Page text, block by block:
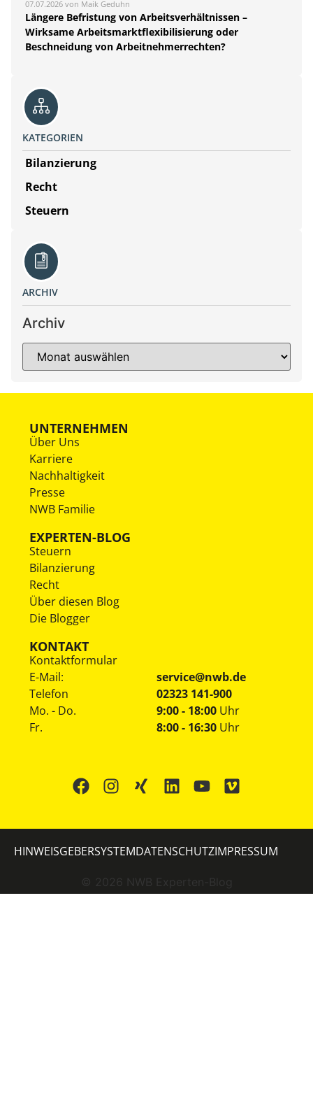
07.07.2026 von Maik Geduhn
Längere Befristung von Arbeitsverhältnissen –
Wirksame Arbeitsmarktflexibilisierung oder
Beschneidung von Arbeitnehmerrechten?
KATEGORIEN
Bilanzierung
Recht
Steuern
ARCHIV
Archiv
UNTERNEHMEN
Über Uns
Karriere
Nachhaltigkeit
Presse
NWB Familie
EXPERTEN-BLOG
Steuern
Bilanzierung
Recht
Über diesen Blog
Die Blogger
KONTAKT
Kontaktformular
E-Mail:
service@nwb.de
Telefon
02323 141-900
Mo. - Do.
Fr.
9:00 - 18:00 Uhr
8:00 - 16:30 Uhr
© 2026 NWB Experten-Blog
HINWEISGEBERSYSTEMDATENSCHUTZIMPRESSUM